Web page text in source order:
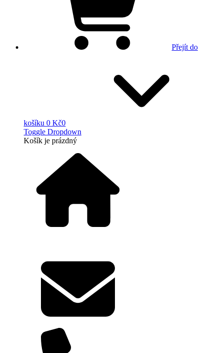
Přejít do
košíku 0 Kč0
Toggle Dropdown
Košík je prázdný